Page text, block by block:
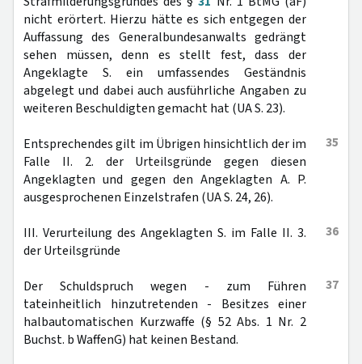
nicht erörtert. Hierzu hätte es sich entgegen der
Auffassung des Generalbundesanwalts gedrängt
sehen müssen, denn es stellt fest, dass der
Angeklagte S. ein umfassendes Geständnis
abgelegt und dabei auch ausführliche Angaben zu
weiteren Beschuldigten gemacht hat (UA S. 23).
35
Entsprechendes gilt im Übrigen hinsichtlich der im
Falle II. 2. der Urteilsgründe gegen diesen
Angeklagten und gegen den Angeklagten A. P.
ausgesprochenen Einzelstrafen (UA S. 24, 26).
36
III. Verurteilung des Angeklagten S. im Falle II. 3.
der Urteilsgründe
37
Der Schuldspruch wegen - zum Führen
tateinheitlich hinzutretenden - Besitzes einer
halbautomatischen Kurzwaffe (§ 52 Abs. 1 Nr. 2
Buchst. b WaffenG) hat keinen Bestand.